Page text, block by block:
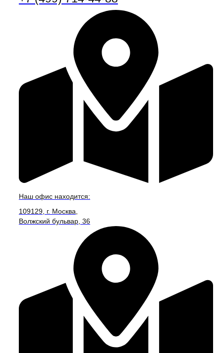
Наш офис находится:
109129, г. Москва,
Волжский бульвар, 36